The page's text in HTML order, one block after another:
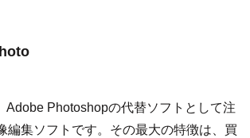
Adobe Photoshopの代替ソフトとして注
編集ソフトです。その最大の特徴は、買